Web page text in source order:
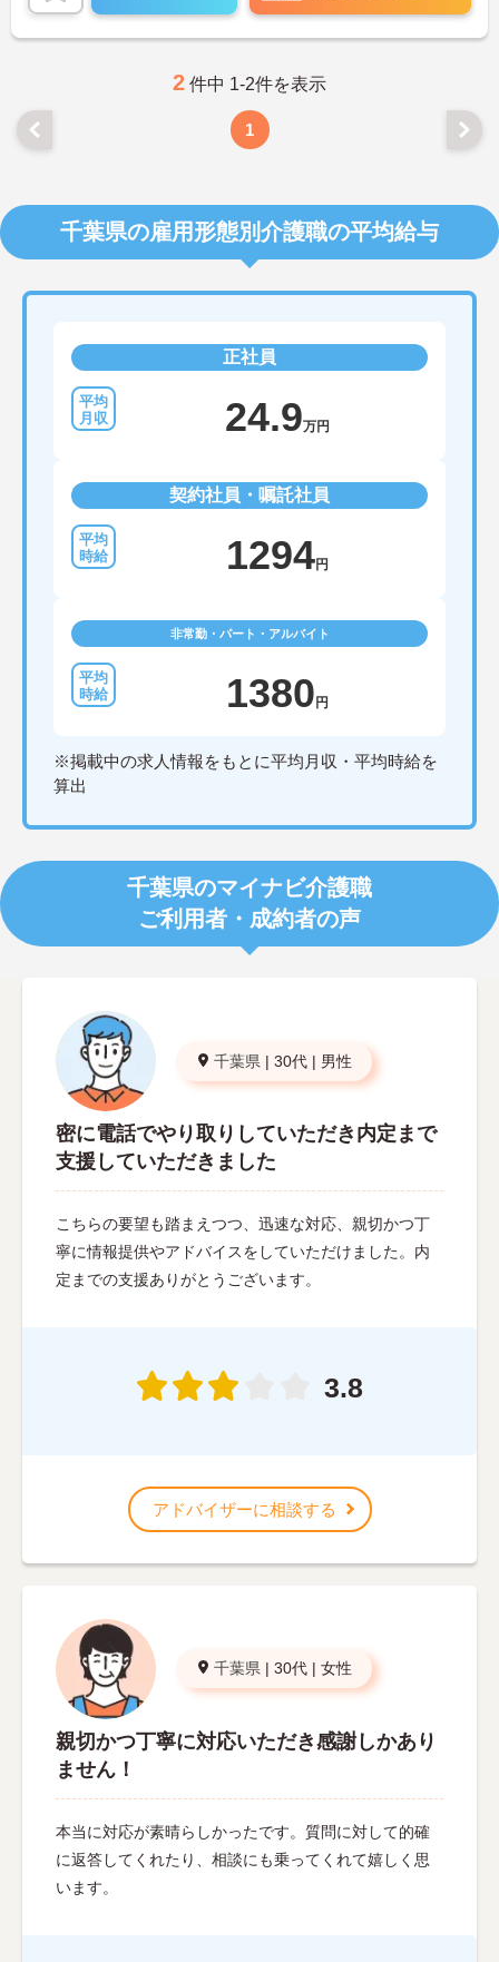
2 件中 1-2件を表示
1
千葉県の雇用形態別介護職の平均給与
正社員
24.9万円
契約社員・嘱託社員
1294円
非常勤・パート・アルバイト
1380 円
※掲載中の求人情報をもとに平均月収・平均時給を
算出
千葉県のマイナビ介護職
ご利用者・成約者の声
千葉県 | 30代 | 男性
密に電話でやり取りしていただき内定まで
支援していただきました
こちらの要望も踏まえつつ、迅速な対応、親切かつ丁
寧に情報提供やアドバイスをしていただけました。内
定までの支援ありがとうございます。
3.8
アドバイザーに相談する
千葉県 | 30代 | 女性
親切かつ丁寧に対応いただき感謝しかあり
ません！
本当に対応が素晴らしかったです。質問に対して的確
に返答してくれたり、相談にも乗ってくれて嬉しく思
います。